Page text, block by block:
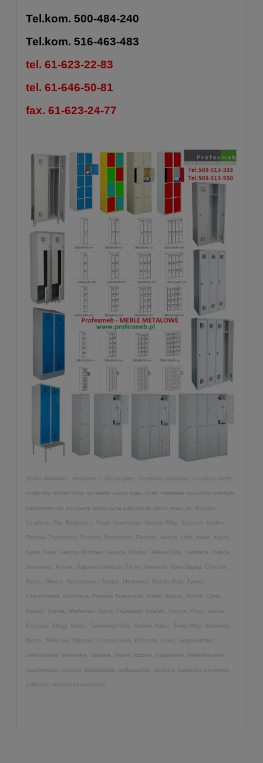
Tel.kom. 500-484-240
Tel.kom. 516-463-483
tel. 61-623-22-83
tel. 61-646-50-81
fax. 61-623-24-77
Szafki ubraniowe - metalowe szafki socjalne, skrytkowe,ubraniowe, metalowe meble,
szafki bhp dostarczamy na terenie całego kraju. Szafy metalowe dowozimy własnym
transportem lub wysyłamy spedycją na paletach do takich miast jak: Koszalin,
Czaplinek, Piła, Bydgoszcz, Toruń, Inowrocław, Gorzów Wlkp, Szczecin, Gryfino,
Piotrków Trybunalski, Pyrzyce, Szczecinek, Pleszew, Jarocin, Łódź, Kutno, Kępno,
Konin, Turek, Leszno, Wrocław, Legnica, Głogów, Jelenia Góra, Katowice, Kraków,
Sosnowiec, Rybnik, Dąbrowa Górnicza, Tychy, Jaworzno, Ruda Śląska, Chorzów,
Bytom, Gliwice, Siemianowice Śląskie, Mysłowice, Bielsko Biała, Żywiec,
Częstochowa, Warszawa, Piotrków Trybunalski, Kielce, Radom, Rybnik, Opole,
Poznań, Gdynia, Wejherowo, Sopot, Trójmiasto, Gdańsk, Olsztyn, Płock, Tarnów,
Rzeszów, Elbląg, Mielec, Tarnowskie Góry, Radom, Kalisz, Środa Wlkp, Sosnowiec,
Bytom, Wieliczka, Dąbrowa, Częstochowa, Rzeszów, Nakło, województwa:
wielkopolskie, pomorskie, lubuskie, śląskie, łódzkie, małopolskie, świętokrzyskie,
mazowieckie, opolskie, dolnośląskie, podkarpackie, lubelskie, kujawsko pomorskie,
podlaskie, warmińsko mazurskie.